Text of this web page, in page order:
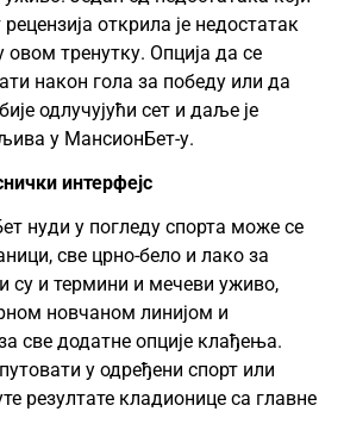
открила је недостатак
тренутку. Опција да се
након гола за победу или да
одлучујући сет и даље је
у МансионБет-у.
интерфејс
нуди у погледу спорта може се
све црно-бело и лако за
су и термини и мечеви уживо,
новчаном линијом и
све додатне опције клађења.
у одређени спорт или
резултате кладионице са главне